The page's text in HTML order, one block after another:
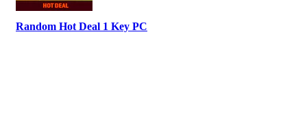
Random Hot Deal 1 Key PC